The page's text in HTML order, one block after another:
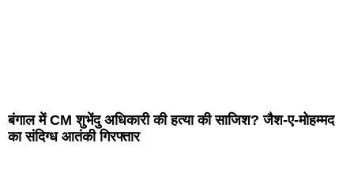
बंगाल में CM शुभेंदु अधिकारी की हत्या की साजिश? जैश-ए-मोहम्मद
का संदिग्ध आतंकी गिरफ्तार